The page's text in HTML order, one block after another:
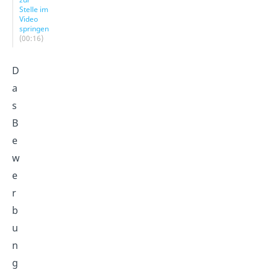
Stelle im
Video
springen
(00:16)
D
a
s
B
e
w
e
r
b
u
n
g